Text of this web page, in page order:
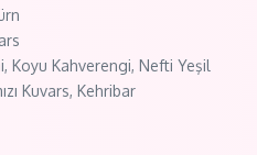
Koyu Kahverengi, Nefti Yeşil
Kuvars, Kehribar